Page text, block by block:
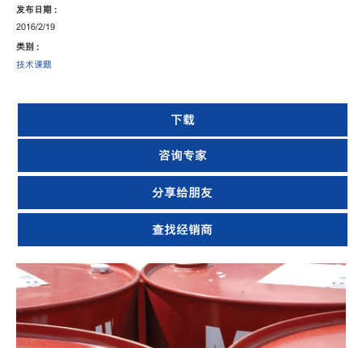
发布日期 :
2016/2/19
类别 :
技术课题
下载
咨询专家
分享给朋友
查找经销商